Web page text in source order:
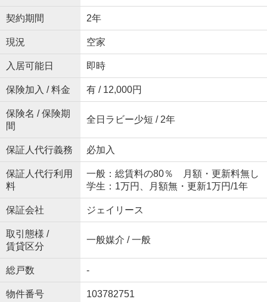
契約期間 2年
現況 空家
入居可能日 即時
保険加入 / 料金 有 / 12,000円
保険名 / 保険期
間
全日ラビー少短 / 2年
保証人代行義務 必加入
保証人代行利用
料
一般：総賃料の80％ 月額・更新料無し
学生：1万円、月額無・更新1万円/1年
保証会社 ジェイリース
取引態様 /
賃貸区分
一般媒介 / 一般
総戸数 -
物件番号 103782751